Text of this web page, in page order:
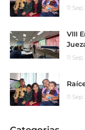
11
VIII
11
11